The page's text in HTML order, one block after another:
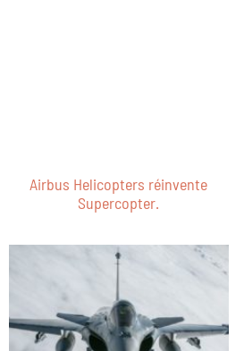
Airbus Helicopters réinvente
Supercopter.